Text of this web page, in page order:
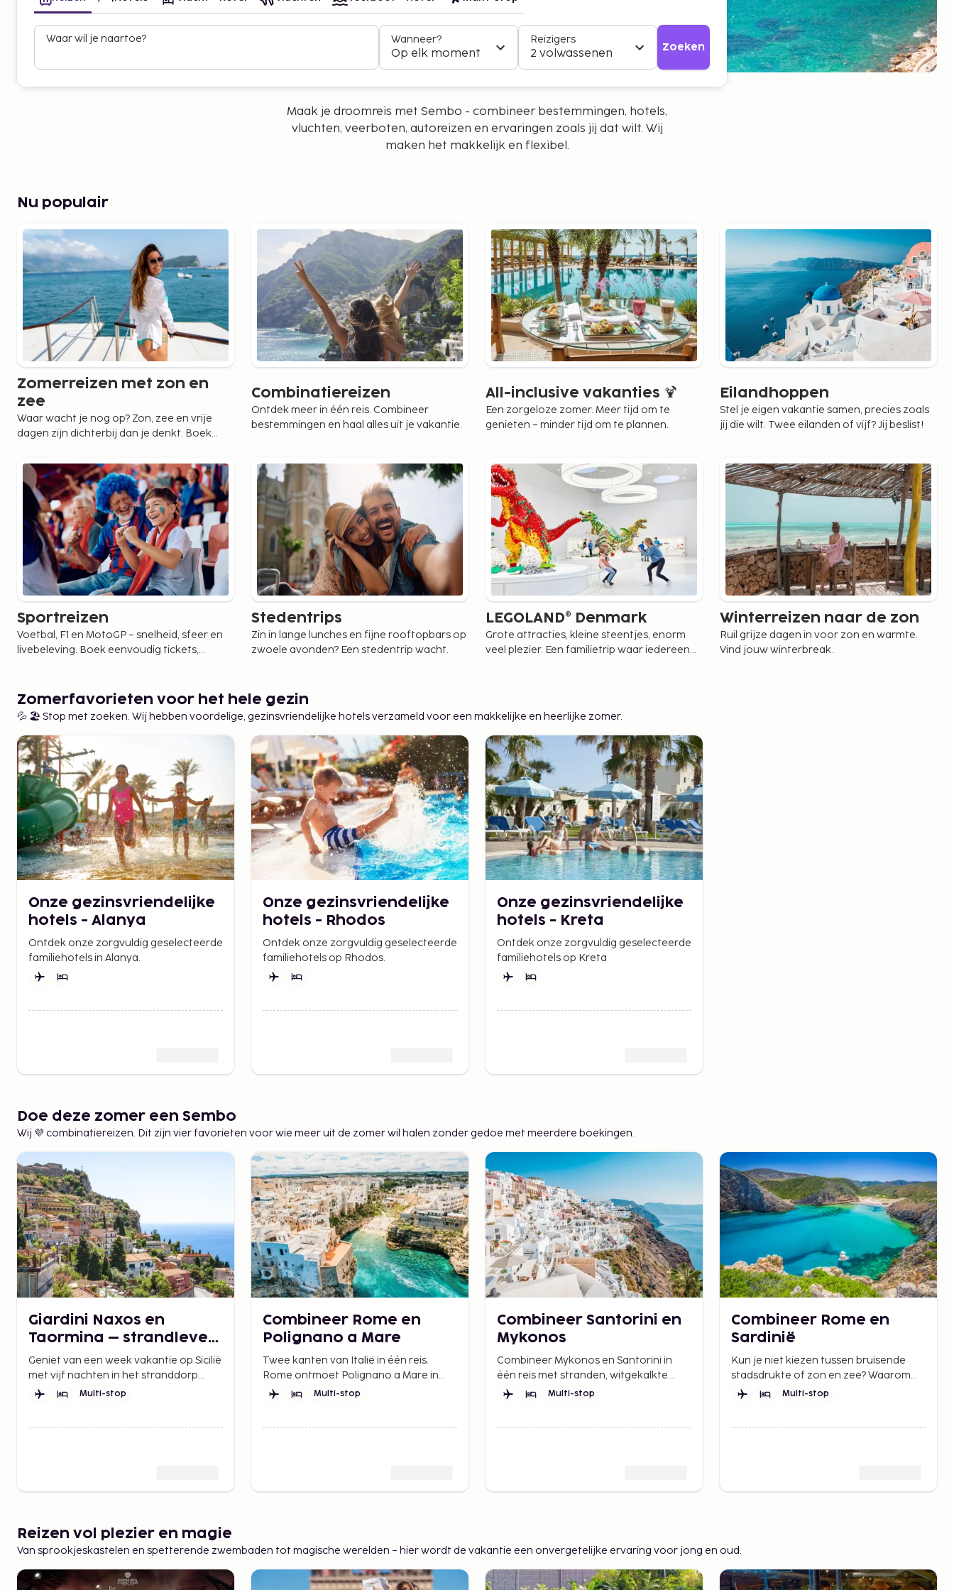
Waar wil je naartoe? Wanneer?
Op elk moment
Reizigers
2 volwassenen Zoeken
Maak je droomreis met Sembo - combineer bestemmingen, hotels,
vluchten, veerboten, autoreizen en ervaringen zoals jij dat wilt. Wij
maken het makkelijk en flexibel.
Nu populair
Zomerreizen met zon en
zee
Waar wacht je nog op? Zon, zee en vrije
dagen zijn dichterbij dan je denkt. Boek
Combinatiereizen
Ontdek meer in één reis. Combineer
bestemmingen en haal alles uit je vakantie.
All-inclusive vakanties 🍹
Een zorgeloze zomer. Meer tijd om te
genieten – minder tijd om te plannen.
Eilandhoppen
Stel je eigen vakantie samen, precies zoals
jij die wilt. Twee eilanden of vijf? Jij beslist!
Sportreizen
Voetbal, F1 en MotoGP – snelheid, sfeer en
livebeleving. Boek eenvoudig tickets,
Stedentrips
Zin in lange lunches en fijne rooftopbars op
zwoele avonden? Een stedentrip wacht.
LEGOLAND® Denmark
Grote attracties, kleine steentjes, enorm
veel plezier. Een familietrip waar iedereen
Winterreizen naar de zon
Ruil grijze dagen in voor zon en warmte.
Vind jouw winterbreak.
Zomerfavorieten voor het hele gezin
💦 🏖️ Stop met zoeken. Wij hebben voordelige, gezinsvriendelijke hotels verzameld voor een makkelijke en heerlijke zomer.
Onze gezinsvriendelijke
hotels - Alanya
Ontdek onze zorgvuldig geselecteerde
familiehotels in Alanya.
Onze gezinsvriendelijke
hotels - Rhodos
Ontdek onze zorgvuldig geselecteerde
familiehotels op Rhodos.
Onze gezinsvriendelijke
hotels - Kreta
Ontdek onze zorgvuldig geselecteerde
familiehotels op Kreta
Doe deze zomer een Sembo
Wij 💜 combinatiereizen. Dit zijn vier favorieten voor wie meer uit de zomer wil halen zonder gedoe met meerdere boekingen.
Giardini Naxos en
Taormina – strandleven
en stadscharme op
Sicilië
Geniet van een week vakantie op Sicilië
met vijf nachten in het stranddorp
Giardini Naxos en twee in het
Multi-stop
Combineer Rome en
Polignano a Mare
Twee kanten van Italië in één reis.
Rome ontmoet Polignano a Mare in
Apulië, de hak van Italië, met stad en
Multi-stop
Combineer Santorini en
Mykonos
Combineer Mykonos en Santorini in
één reis met stranden, witgekalkte
dorpjes en iconische
Multi-stop
Combineer Rome en
Sardinië
Kun je niet kiezen tussen bruisende
stadsdrukte of zon en zee? Waarom
kiezen als je het beste van beide kunt
Multi-stop
Reizen vol plezier en magie
Van sprookjeskastelen en spetterende zwembaden tot magische werelden – hier wordt de vakantie een onvergetelijke ervaring voor jong en oud.